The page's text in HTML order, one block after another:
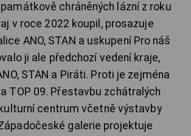
chráněných lázní z roku
v roce 2022 koupil, prosazuje
ANO, STAN a uskupení Pro náš
ji ale předchozí vedení kraje,
STAN a Piráti. Proti je zejména
TOP 09. Přestavbu zchátralých
centrum včetně výstavby
galerie projektuje